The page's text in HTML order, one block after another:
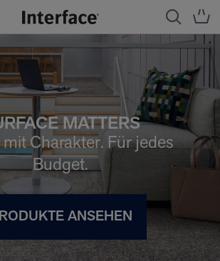
MATTERS
Charakter. Für jedes
Budget.
ANSEHEN